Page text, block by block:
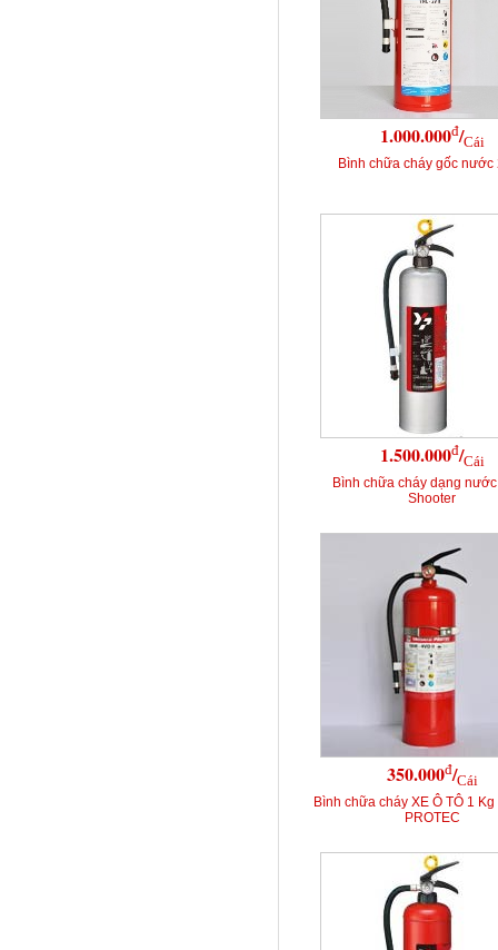
1.000.000đ/Cái
Bình chữa cháy gốc nước
1.500.000đ/Cái
Bình chữa cháy dạng
Shooter
350.000đ/Cái
Bình chữa cháy XE Ô TÔ 1 Kg
PROTEC